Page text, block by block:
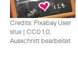
Credits: Pixabay User
stux | CC0 1.0,
Ausschnitt bearbeitet